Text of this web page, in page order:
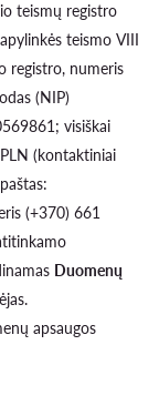
teismų registro
teismo VIII
registro, numeris
(NIP)
visiškai
(kontaktiniai
(+370) 661
Duomenų
apsaugos